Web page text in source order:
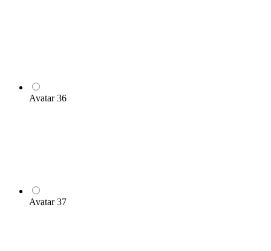
Avatar 36
Avatar 37